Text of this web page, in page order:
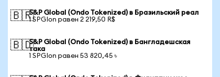
🇧🇷S&P Global (Ondo Tokenized) в Бразильский реал
1 SPGIon равен 2 219,50 R$
🇧🇩S&P Global (Ondo Tokenized) в Бангладешская
така
1 SPGIon равен 53 820,45 ৳